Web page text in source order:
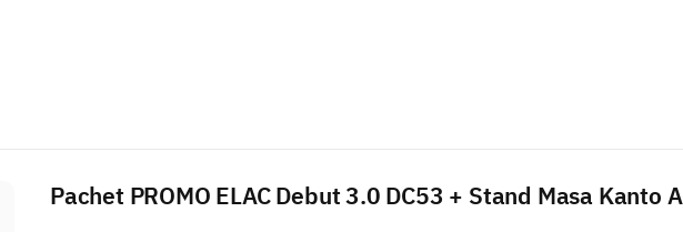
Pachet PROMO ELAC Debut 3.0 DC53 + Stand Masa Kanto